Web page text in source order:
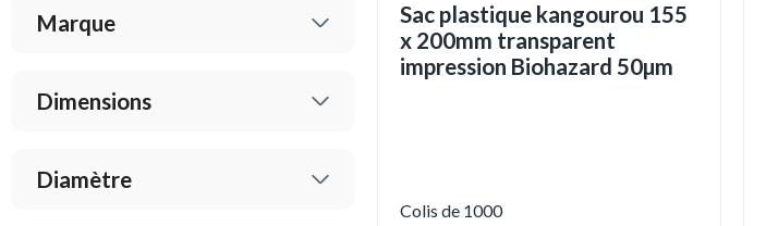
Marque
Dimensions
Diamètre
Sac plastique kangourou 155
x 200mm transparent
impression Biohazard 50µm
Colis de 1000